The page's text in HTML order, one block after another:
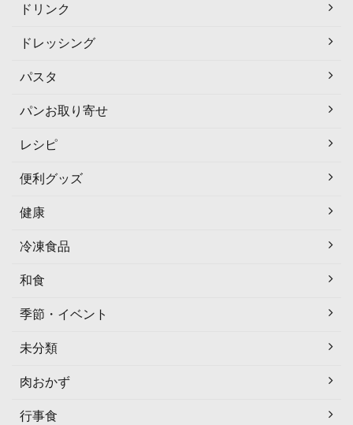
ドリンク
ドレッシング
パスタ
パンお取り寄せ
レシピ
便利グッズ
健康
冷凍食品
和食
季節・イベント
未分類
肉おかず
行事食